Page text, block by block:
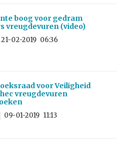
boog voor gedram
vreugdevuren (video)
21-02-2019 06:36
voor Veiligheid
vreugdevuren
09-01-2019 11:13